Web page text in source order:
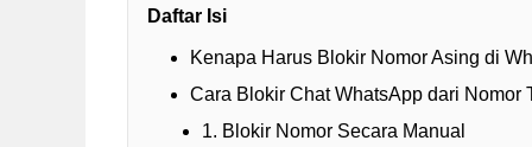
Daftar Isi
Kenapa Harus Blokir Nomor Asing di
Cara Blokir Chat WhatsApp dari Nomor
1. Blokir Nomor Secara Manual